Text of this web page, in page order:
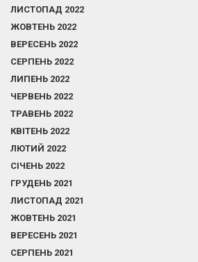
ЛИСТОПАД 2022
ЖОВТЕНЬ 2022
ВЕРЕСЕНЬ 2022
СЕРПЕНЬ 2022
ЛИПЕНЬ 2022
ЧЕРВЕНЬ 2022
ТРАВЕНЬ 2022
КВІТЕНЬ 2022
ЛЮТИЙ 2022
СІЧЕНЬ 2022
ГРУДЕНЬ 2021
ЛИСТОПАД 2021
ЖОВТЕНЬ 2021
ВЕРЕСЕНЬ 2021
СЕРПЕНЬ 2021